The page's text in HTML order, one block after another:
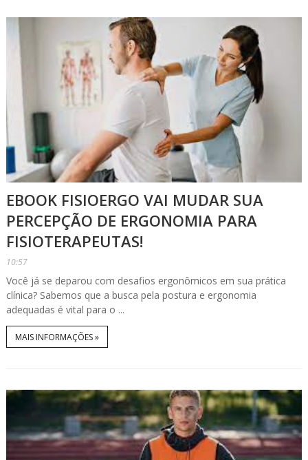
EBOOK FISIOERGO VAI MUDAR SUA
PERCEPÇÃO DE ERGONOMIA PARA
FISIOTERAPEUTAS!
10:57
Você já se deparou com desafios ergonômicos em sua prática
clínica? Sabemos que a busca pela postura e ergonomia
adequadas é vital para o ...
MAIS INFORMAÇÕES »